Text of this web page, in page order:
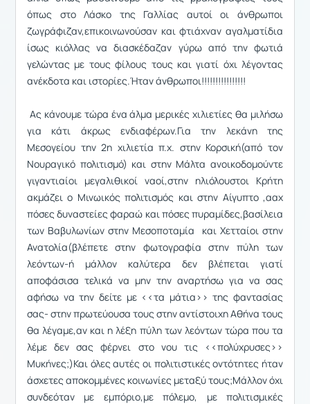
όπως στο Λάσκο της Γαλλίας αυτοί οι άνθρωποι
ζωγράφιζαν,επικοινωνούσαν και φτιάχναν αγαλματίδια
ίσως κιόλλας να διασκέδαζαν γύρω από την φωτιά
γελώντας με τους φίλους τους και γιατί όχι λέγοντας
ανέκδοτα και ιστορίες.Ήταν άνθρωποι!!!!!!!!!!!!!!!!
Ας κάνουμε τώρα ένα άλμα μερικές χιλιετίες θα μιλήσω
για κάτι άκρως ενδιαφέρων.Για την λεκάνη της
Μεσογείου την 2η χιλιετία π.χ. στην Κορσική(από τον
Νουραγικό πολιτισμό) και στην Μάλτα ανοικοδομούντε
γιγαντιαίοι μεγαλιθικοί ναοί,στην ηλιόλουστοι Κρήτη
ακμάζει ο Μινωικός πολιτισμός και στην Αίγυπτο ,ααχ
πόσες δυναστείες φαραώ και πόσες πυραμίδες,βασίλεια
των Βαβυλωνίων στην Μεσοποταμία και Χετταίοι στην
Ανατολία(βλέπετε στην φωτογραφία στην πύλη των
λεόντων-ή μάλλον καλύτερα δεν βλέπεται γιατί
αποφάσισα τελικά να μην την αναρτήσω για να σας
αφήσω να την δείτε με <<τα μάτια>> της φαντασίας
σας- στην πρωτεύουσα τους στην αντίστοιχη Αθήνα τους
θα λέγαμε,αν και η λέξη πύλη των λεόντων τώρα που τα
λέμε δεν σας φέρνει στο νου τις <<πολύχρυσες>>
Μυκήνες;)Και όλες αυτές οι πολιτιστικές οντότητες ήταν
άσχετες αποκομμένες κοινωνίες μεταξύ τους;Μάλλον όχι
συνδεόταν με εμπόριο,με πόλεμο, με πολιτισμικές